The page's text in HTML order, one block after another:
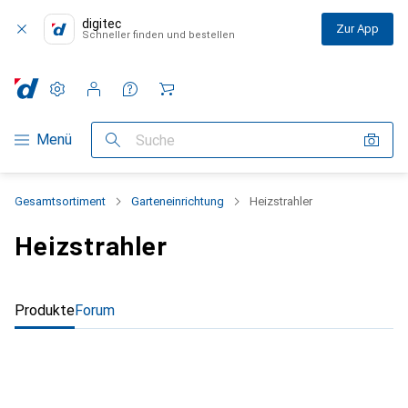
digitec
Schneller finden und bestellen Zur App
Navigation nach Kategorien
Menü Suche
Einstellungen
Kundenkonto
Vergleichslisten
Merklisten
Warenkorb
Gesamtsortiment Garteneinrichtung Heizstrahler
Heizstrahler
ProdukteForum